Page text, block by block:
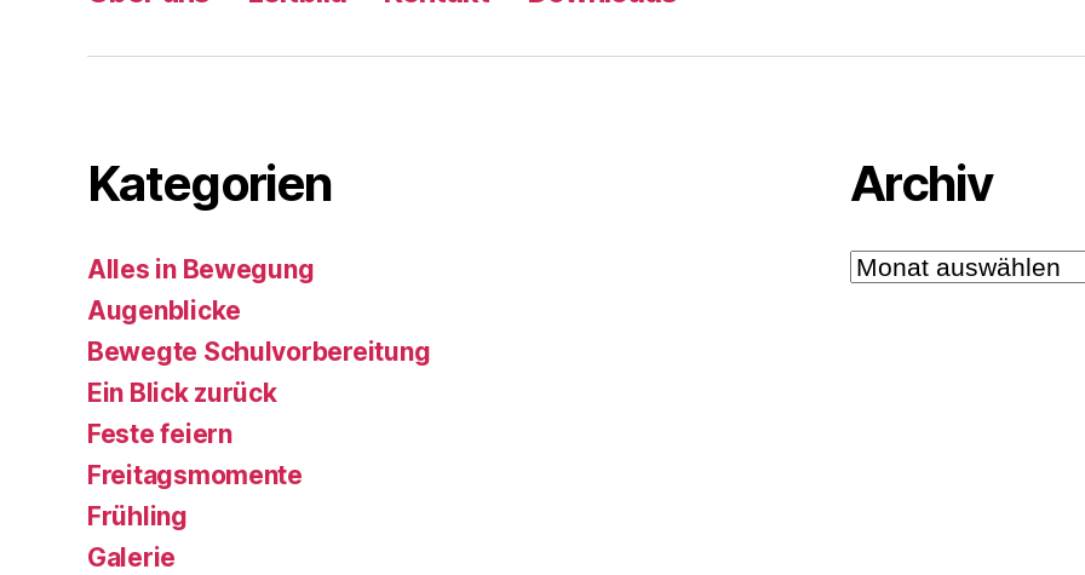
Kategorien
Alles in Bewegung
Augenblicke
Bewegte Schulvorbereitung
Ein Blick zurück
Feste feiern
Freitagsmomente
Frühling
Galerie
Archiv
Archiv